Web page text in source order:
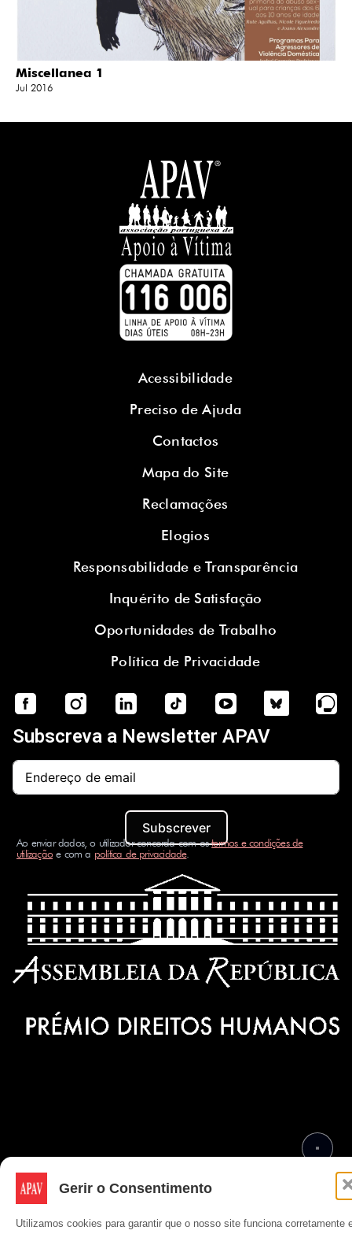
Gerir o Consentimento
Utilizamos cookies para garantir que o nosso site funciona corretamente
Miscellanea 1
Jul 2016
Acessibilidade
Preciso de Ajuda
Contactos
Mapa do Site
Reclamações
Elogios
Responsabilidade e Transparência
Inquérito de Satisfação
Oportunidades de Trabalho
Política de Privacidade
Subscreva a Newsletter APAV
Subscrever
Ao enviar dados, o utilizador concorda com ostermos e condições de
utilizaçãoe com a política de privacidade.
Copyright © APAV 2026